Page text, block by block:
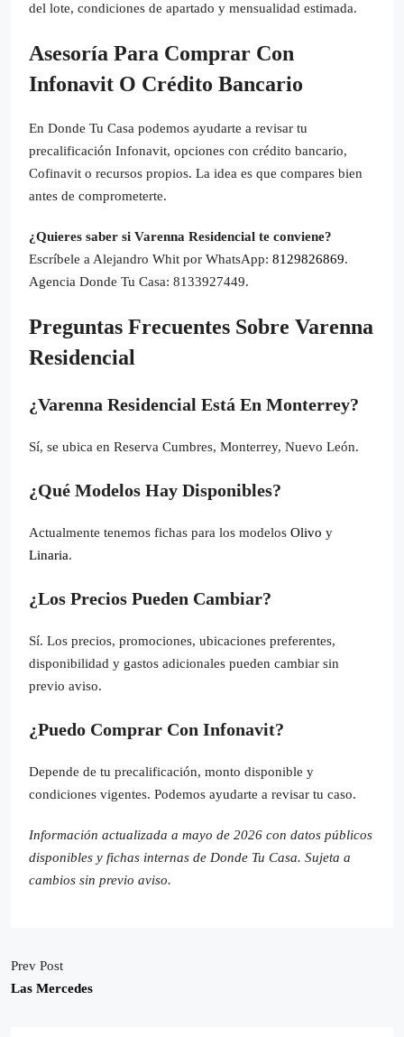
del lote, condiciones de apartado y mensualidad estimada.
Asesoría Para Comprar Con
Infonavit O Crédito Bancario
En Donde Tu Casa podemos ayudarte a revisar tu
precalificación Infonavit, opciones con crédito bancario,
Cofinavit o recursos propios. La idea es que compares bien
antes de comprometerte.
¿Quieres saber si Varenna Residencial te conviene?
Escríbele a Alejandro Whit por WhatsApp: 8129826869.
Agencia Donde Tu Casa: 8133927449.
Preguntas Frecuentes Sobre Varenna
Residencial
¿Varenna Residencial Está En Monterrey?
Sí, se ubica en Reserva Cumbres, Monterrey, Nuevo León.
¿Qué Modelos Hay Disponibles?
Actualmente tenemos fichas para los modelos Olivo y
Linaria.
¿Los Precios Pueden Cambiar?
Sí. Los precios, promociones, ubicaciones preferentes,
disponibilidad y gastos adicionales pueden cambiar sin
previo aviso.
¿Puedo Comprar Con Infonavit?
Depende de tu precalificación, monto disponible y
condiciones vigentes. Podemos ayudarte a revisar tu caso.
Información actualizada a mayo de 2026 con datos públicos
disponibles y fichas internas de Donde Tu Casa. Sujeta a
cambios sin previo aviso.
Prev Post
Las Mercedes